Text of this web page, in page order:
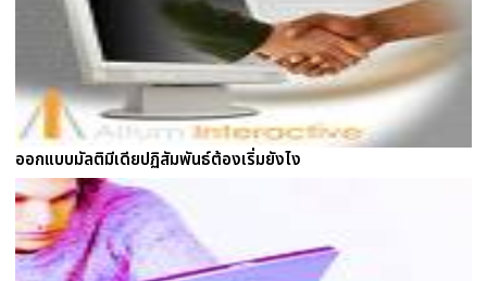
ออกแบบมัลติมีเดียปฏิสัมพันธ์ต้องเริ่มยังไง